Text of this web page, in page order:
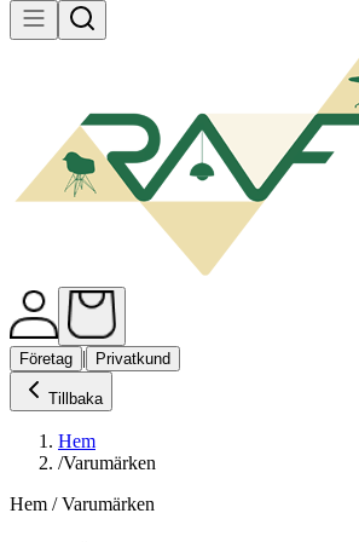
Företag | Privatkund
Tillbaka
Hem
/Varumärken
Hem / Varumärken